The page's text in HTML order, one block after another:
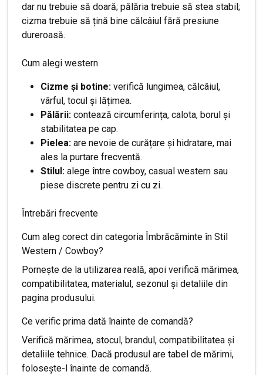
dar nu trebuie să doară; pălăria trebuie să stea stabil;
cizma trebuie să țină bine călcâiul fără presiune
dureroasă.
Cum alegi western
Cizme și botine: verifică lungimea, călcâiul,
vârful, tocul și lățimea.
Pălării: contează circumferința, calota, borul și
stabilitatea pe cap.
Pielea: are nevoie de curățare și hidratare, mai
ales la purtare frecventă.
Stilul: alege între cowboy, casual western sau
piese discrete pentru zi cu zi.
Întrebări frecvente
Cum aleg corect din categoria Îmbrăcăminte în Stil
Western / Cowboy?
Pornește de la utilizarea reală, apoi verifică mărimea,
compatibilitatea, materialul, sezonul și detaliile din
pagina produsului.
Ce verific prima dată înainte de comandă?
Verifică mărimea, stocul, brandul, compatibilitatea și
detaliile tehnice. Dacă produsul are tabel de mărimi,
folosește-l înainte de comandă.